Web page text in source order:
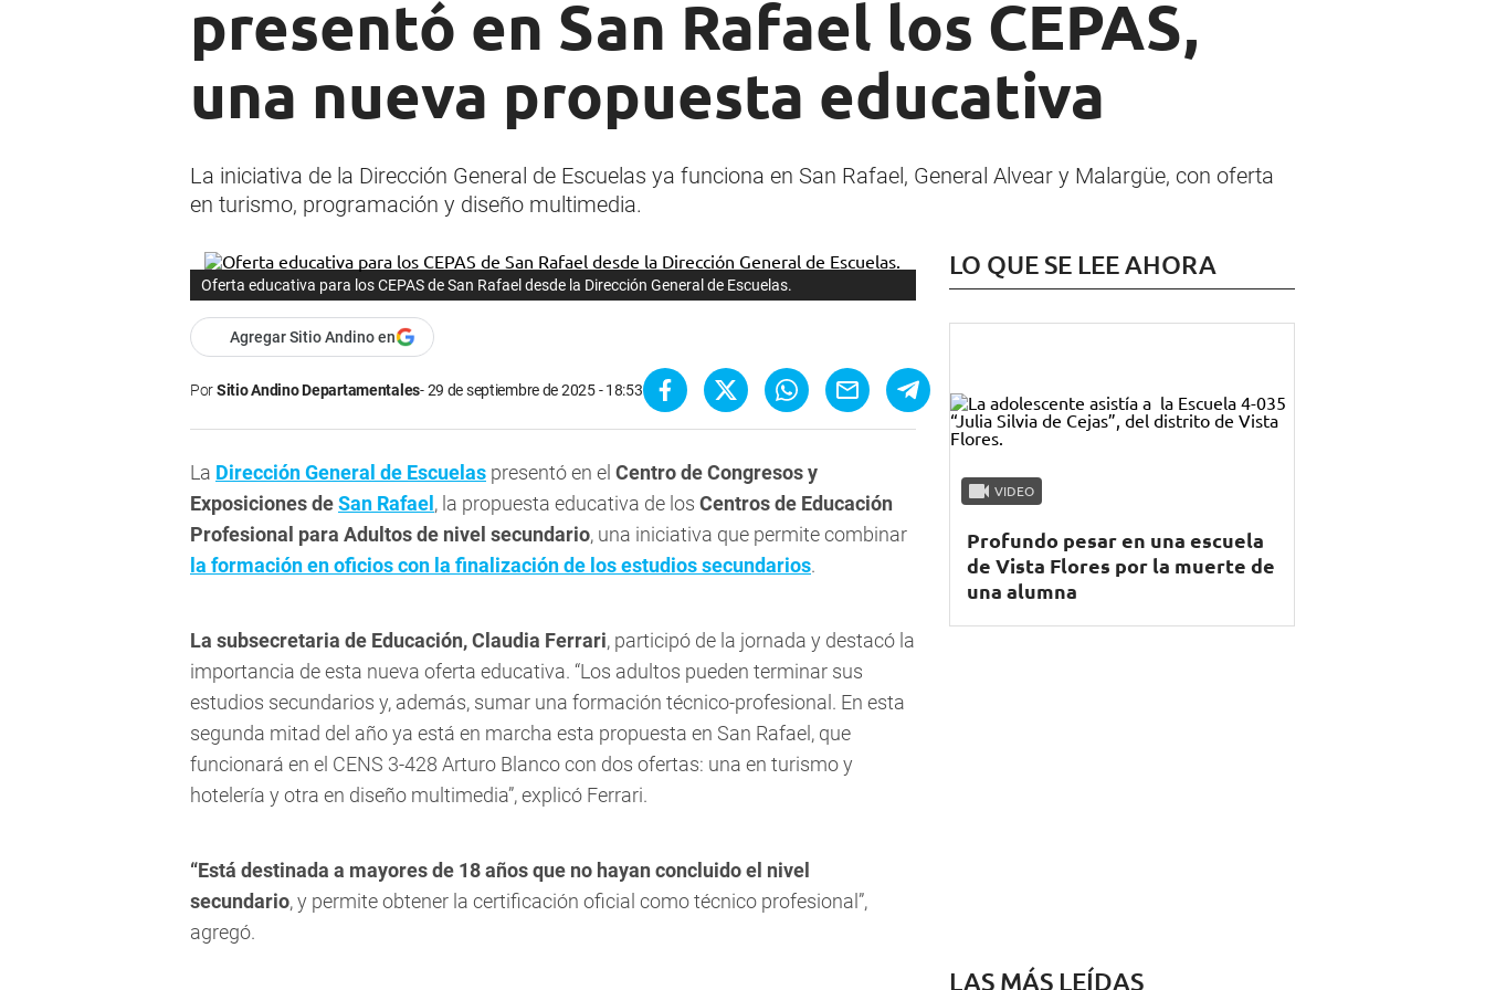
presentó en San Rafael los CEPAS,
una nueva propuesta educativa
La iniciativa de la Dirección General de Escuelas ya funciona en San Rafael, General Alvear y Malargüe, con oferta
en turismo, programación y diseño multimedia.
Oferta educativa para los CEPAS de San Rafael desde la Dirección General de Escuelas.
Agregar Sitio Andino en
PorSitio Andino Departamentales 29 de septiembre de 2025 - 18:53
La Dirección General de Escuelas presentó en el Centro de Congresos y
Exposiciones deSan Rafael , la propuesta educativa de los Centros de Educación
Profesional para Adultos de nivel secundario, una iniciativa que permite combinar
la formación en oficios con la finalización de los estudios secundarios.
La subsecretaria de Educación, Claudia Ferrari, participó de la jornada y destacó la
importancia de esta nueva oferta educativa. “Los adultos pueden terminar sus
estudios secundarios y, además, sumar una formación técnico-profesional. En esta
segunda mitad del año ya está en marcha esta propuesta en San Rafael, que
funcionará en el CENS 3-428 Arturo Blanco con dos ofertas: una en turismo y
hotelería y otra en diseño multimedia”, explicó Ferrari.
“Está destinada a mayores de 18 años que no hayan concluido el nivel
secundario, y permite obtener la certificación oficial como técnico profesional”,
agregó.
LO QUE SE LEE AHORA
VIDEO
Profundo pesar en una escuela
de Vista Flores por la muerte de
una alumna
LAS MÁS LEÍDAS